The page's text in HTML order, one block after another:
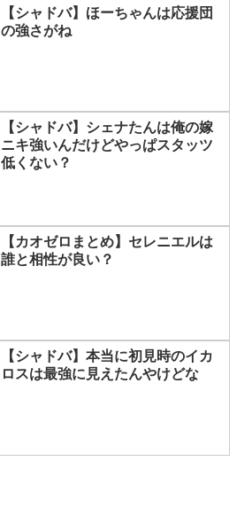
【シャドバ】ほーちゃんは応援団
の強さがね
【シャドバ】シェナたんは俺の嫁
ニキ強いんだけどやっぱスタッツ
低くない？
【カオゼロまとめ】セレニエルは
誰と相性が良い？
【シャドバ】本当に初見時のイカ
ロスは最強に見えたんやけどな